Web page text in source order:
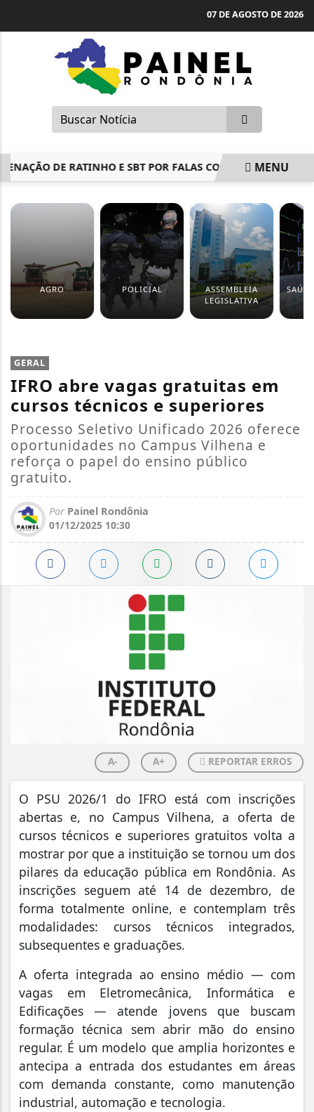
07 DE AGOSTO DE 2026
DE RATINHO E SBT POR FALAS CONTRA ERIKA
MENU
AGRO POLICIAL
ASSEMBLEIA
LEGISLATIVA
GERAL
IFRO abre vagas gratuitas em
cursos técnicos e superiores
Processo Seletivo Unificado 2026 oferece
oportunidades no Campus Vilhena e
reforça o papel do ensino público
gratuito.
Por Painel Rondônia
01/12/2025 10:30
A- A+ REPORTAR ERROS
O PSU 2026/1 do IFRO está com inscrições
abertas e, no Campus Vilhena, a oferta de
cursos técnicos e superiores gratuitos volta a
mostrar por que a instituição se tornou um dos
pilares da educação pública em Rondônia. As
inscrições seguem até 14 de dezembro, de
forma totalmente online, e contemplam três
modalidades: cursos técnicos integrados,
subsequentes e graduações.
A oferta integrada ao ensino médio — com
vagas em Eletromecânica, Informática e
Edificações — atende jovens que buscam
formação técnica sem abrir mão do ensino
regular. É um modelo que amplia horizontes e
antecipa a entrada dos estudantes em áreas
com demanda constante, como manutenção
industrial, automação e tecnologia.